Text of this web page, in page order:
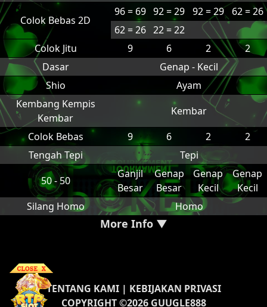
Colok Bebas 2D
96 = 69 92 = 29 92 = 29
62 = 26
62 = 26 22 = 22
Colok Jitu
9 6 2
2
Dasar
Genap - Kecil
Shio
Ayam
Kembang Kempis
Kembar
Kembar
Colok Bebas
9 6 2
2
Tengah Tepi
Tepi
50 - 50
Ganjil
Besar
Genap
Besar
Genap
Kecil
Genap
Kecil
Silang Homo
Homo
More Info ▼
TENTANG KAMI| KEBIJAKAN PRIVASI
COPYRIGHT ©2026 GUUGLE888